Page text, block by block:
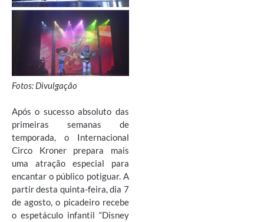
Fotos: Divulgação
Após o sucesso absoluto das
primeiras semanas de
temporada, o Internacional
Circo Kroner prepara mais
uma atração especial para
encantar o público potiguar. A
partir desta quinta-feira, dia 7
de agosto, o picadeiro recebe
o espetáculo infantil “Disney